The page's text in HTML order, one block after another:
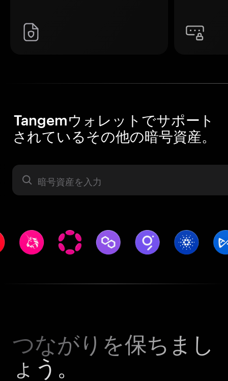
Tangemウォレットでサポート
されているその他の暗号資産。
暗号資産
つながりを保ちまし
ょう。